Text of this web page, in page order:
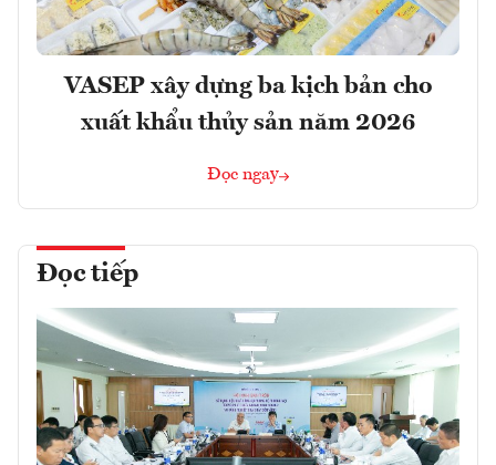
VASEP xây dựng ba kịch bản cho
xuất khẩu thủy sản năm 2026
Đọc ngay
Đọc tiếp